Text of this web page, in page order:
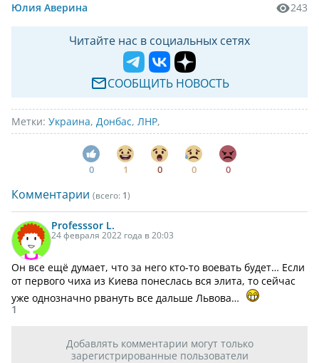
Юлия Аверина 243
Читайте нас в социальных сетях
СООБЩИТЬ НОВОСТЬ
Метки: Украина, Донбас, ЛНР,
0 1 0 0 0
Комментарии (всего: 1)
Professsor L.
24 февраля 2022 года в 20:03
Он все ещё думает, что за него кто-то воевать будет… Если
от первого чиха из Киева понеслась вся элита, то сейчас
уже однозначно рвануть все дальше Львова…
1
Добавлять комментарии могут только
зарегистрированные пользователи